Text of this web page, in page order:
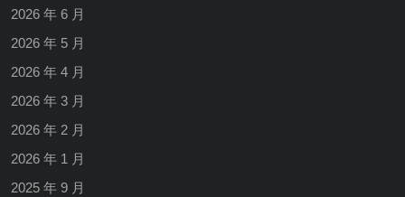
2026 年 6 月
2026 年 5 月
2026 年 4 月
2026 年 3 月
2026 年 2 月
2026 年 1 月
2025 年 9 月